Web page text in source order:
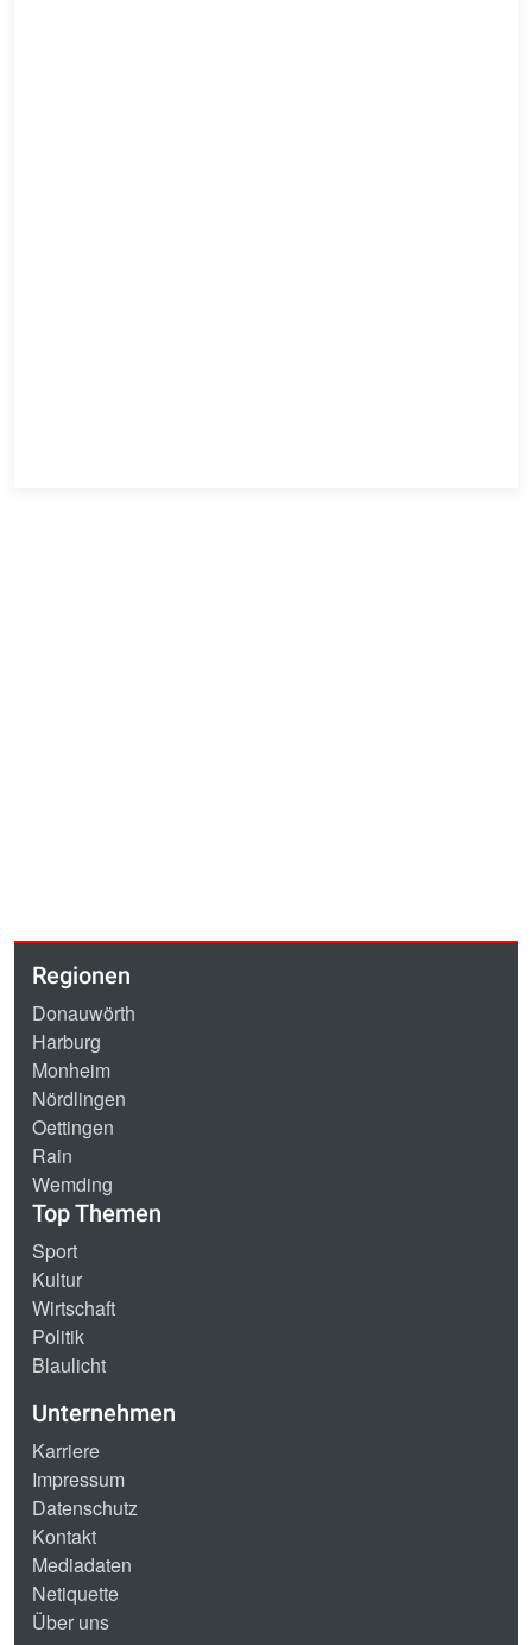
Regionen
Donauwörth
Harburg
Monheim
Nördlingen
Oettingen
Rain
Wemding
Top Themen
Sport
Kultur
Wirtschaft
Politik
Blaulicht
Unternehmen
Karriere
Impressum
Datenschutz
Kontakt
Mediadaten
Netiquette
Über uns